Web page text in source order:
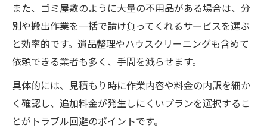
また、ゴミ屋敷のように大量の不用品がある場合は、分
別や搬出作業を一括で請け負ってくれるサービスを選ぶ
と効率的です。遺品整理やハウスクリーニングも含めて
依頼できる業者も多く、手間を減らせます。
具体的には、見積もり時に作業内容や料金の内訳を細か
く確認し、追加料金が発生しにくいプランを選択するこ
とがトラブル回避のポイントです。